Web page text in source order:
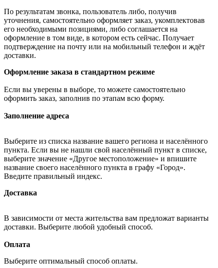
По результатам звонка, пользователь либо, получив
уточнения, самостоятельно оформляет заказ, укомплектовав
его необходимыми позициями, либо соглашается на
оформление в том виде, в котором есть сейчас. Получает
подтверждение на почту или на мобильный телефон и ждёт
доставки.
Оформление заказа в стандартном режиме
Если вы уверены в выборе, то можете самостоятельно
оформить заказ, заполнив по этапам всю форму.
Заполнение адреса
Выберите из списка название вашего региона и населённого
пункта. Если вы не нашли свой населённый пункт в списке,
выберите значение «Другое местоположение» и впишите
название своего населённого пункта в графу «Город».
Введите правильный индекс.
Доставка
В зависимости от места жительства вам предложат варианты
доставки. Выберите любой удобный способ.
Оплата
Выберите оптимальный способ оплаты.